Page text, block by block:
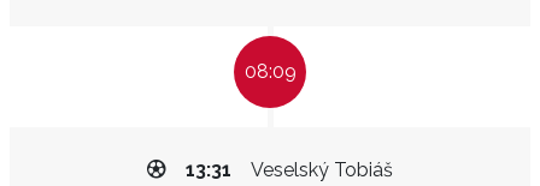
08:09
Veselský Tobiáš
13:31